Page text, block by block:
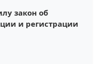
закон об
и регистрации